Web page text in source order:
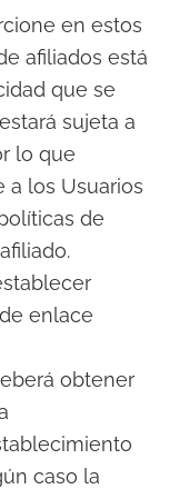
en estos
afiliados está
que se
sujeta a
lo que
los Usuarios
de
enlace
obtener
caso la